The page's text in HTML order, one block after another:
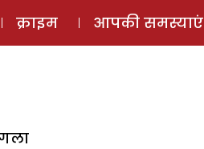
स्टोरी लॉग इन ⚲
क्राइम आपकी समस्याएं